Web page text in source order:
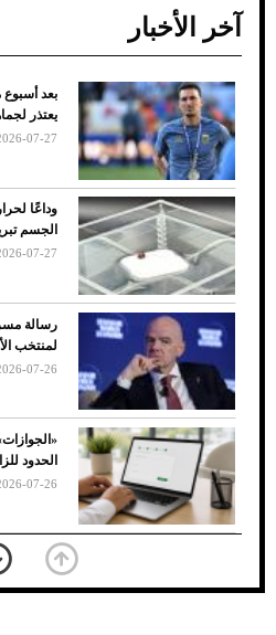
ضعف تبريد مكيف السيارة
الأسباب والحلول
7 نصائح لاختيار لون
الأسود
آخر الأخبار
بعد
يعتذر
07-27
وداعًا
الجسم
07-27
رسالة
لمنتخب
07-26
الحدود
07-26
بعد
يفوز على